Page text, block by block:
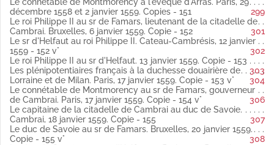
Copie.
Fol. 111 L'évêque d'Arras au roi Philippe II. Cercamp, 29 octobre
1558 espagnol
Copie
(Publié par Weiss).
Fol. 113 Les plénipotentiaires espagnols au roi Philippe II.
Cercamp, 30 octobre 1558 latin
Copie (Publié par Weiss).
Fol. 119 vo Les plénipotentiaires espagnols au roi Philippe II.
Cercamp, 31 octobre 1558 latin
Copie (Publié par Weiss).
Fol. 122 L'évêque d'Arras au président Viglius. Cercamp, 31
octobre 1558 latin
Copie (Publié par Weiss).
Le connétable de Montmorency à l'évêque d'Arras. Paris, 29
décembre 1558 et 2 janvier 1559. Copies - 151
299
Le roi Philippe II au sr de Famars, lieutenant de la citadelle de
Cambrai. Bruxelles, 6 janvier 1559. Copie - 152
301
Le sr d'Helfaut au roi Philippe II. Cateau-Cambrésis, 12 janvier
1559 - 152 v°
302
Le roi Philippe II au sr d'Helfaut. 13 janvier 1559. Copie - 153
303
Les plénipotentiaires français à la duchesse douairière de
Lorraine et de Milan. Paris, 17 janvier 1559. Copie - 153 v°
304
Le connétable de Montmorency au sr de Famars, gouverneur
de Cambrai. Paris, 17 janvier 1559. Copie - 154 v°
306
Le capitaine de la citadelle de Cambrai au duc de Savoie.
Cambrai, 18 janvier 1559. Copie - 155
307
Le duc de Savoie au sr de Famars. Bruxelles, 20 janvier 1559.
Copie - 155 v°
308